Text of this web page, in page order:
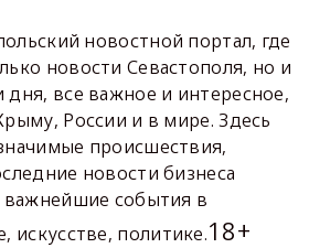
новостной портал, где
новости Севастополя, но и
дня, все важное и интересное,
России и в мире. Здесь
происшествия,
новости бизнеса
важнейшие события в
искусстве, политике.18+